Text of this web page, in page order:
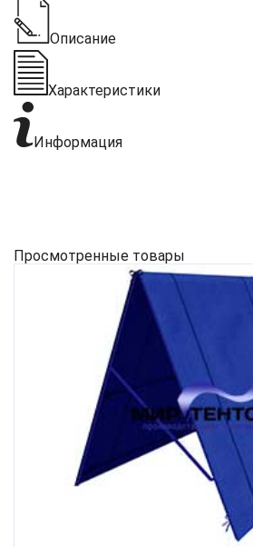
Описание
Характеристики
Информация
Просмотренные товары